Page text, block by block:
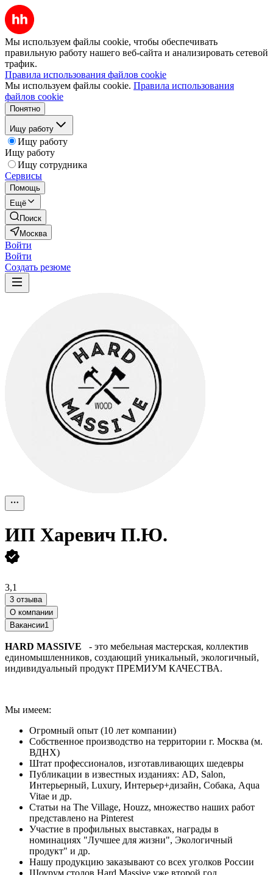
Мы используем файлы cookie, чтобы обеспечивать
правильную работу нашего веб-сайта и анализировать сетевой
трафик.
Правила использования файлов cookie
Мы используем файлы cookie. Правила использования
файлов cookie
Понятно
Ищу работу
Ищу работу
Ищу работу
Ищу сотрудника
Сервисы
Помощь
Ещё
Поиск
Москва
Войти
Войти
Создать резюме
ИП Харевич П.Ю.
3,1
3 отзыва
О компании
Вакансии1
HARD MASSIVE - это мебельная мастерская, коллектив
единомышленников, создающий уникальный, экологичный,
индивидуальный продукт ПРЕМИУМ КАЧЕСТВА.
Мы имеем:
Огромный опыт (10 лет компании)
Собственное производство на территории г. Москва (м.
ВДНХ)
Штат профессионалов, изготавливающих шедевры
Публикации в известных изданиях: AD, Salon,
Интерьерный, Luxury, Интерьер+дизайн, Собака, Aqua
Vitae и др.
Статьи на The Village, Houzz, множество наших работ
представлено на Pinterest
Участие в профильных выставках, награды в
номинациях "Лучшее для жизни", Экологичный
продукт" и др.
Нашу продукцию заказывают со всех уголков России
Шоурум столов Hard Massive уже второй год